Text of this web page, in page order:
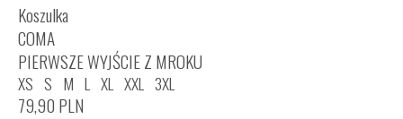
Koszulka
COMA
PIERWSZE WYJŚCIE Z MROKU
XS S M L XL XXL 3XL
79,90 PLN